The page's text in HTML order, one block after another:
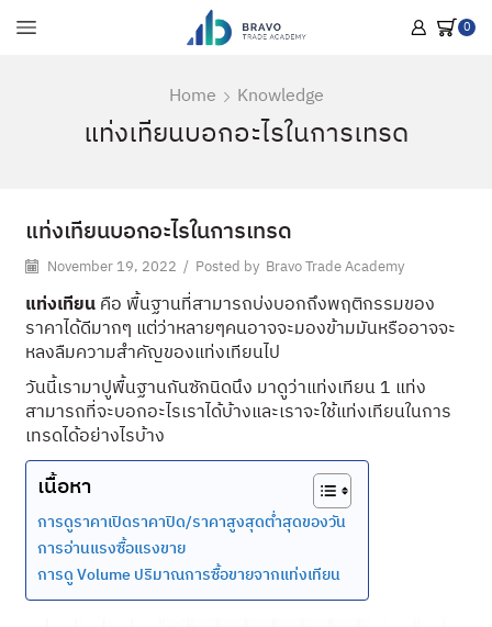
0
Home Knowledge
แท่งเทียนบอกอะไรในการเทรด
แท่งเทียนบอกอะไรในการเทรด
November 19, 2022 / Posted by Bravo Trade Academy
แท่งเทียนคือ พื้นฐานที่สามารถบ่งบอกถึงพฤติกรรมของ
ราคาได้ดีมากๆ แต่ว่าหลายๆคนอาจจะมองข้ามมันหรืออาจจะ
หลงลืมความสำคัญของแท่งเทียนไป
วันนี้เรามาปูพื้นฐานกันซักนิดนึง มาดูว่าแท่งเทียน 1 แท่ง
สามารถที่จะบอกอะไรเราได้บ้างและเราจะใช้แท่งเทียนในการ
เทรดได้อย่างไรบ้าง
เนื้อหา
การดูราคาเปิดราคาปิด/ราคาสูงสุดต่ำสุดของวัน
การอ่านแรงซื้อแรงขาย
การดู Volume ปริมาณการซื้อขายจากแท่งเทียน